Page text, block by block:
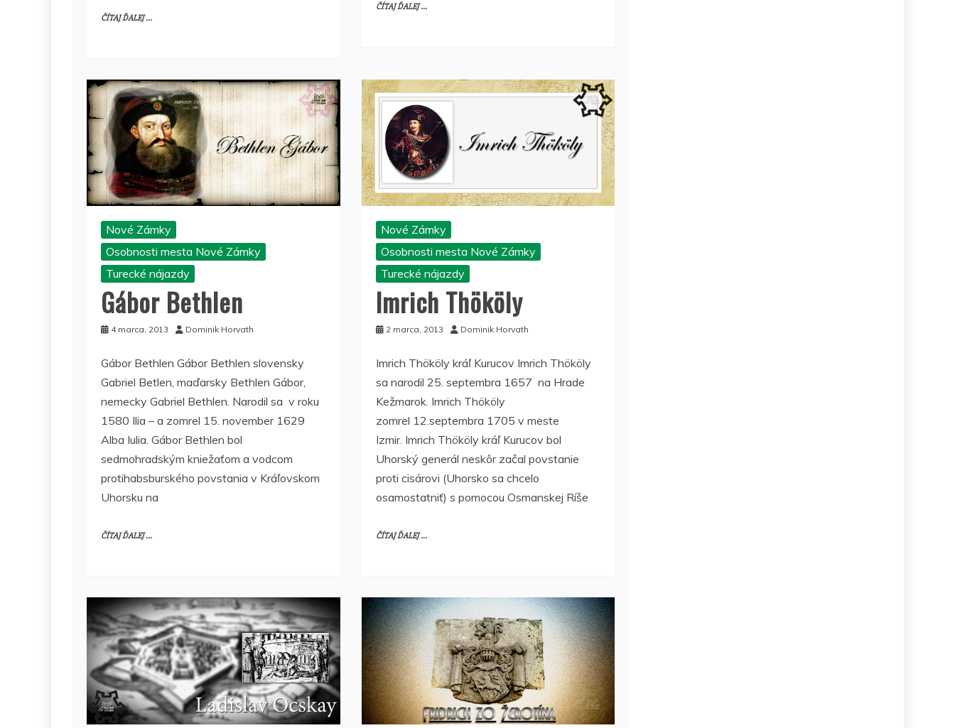
ČÍTAJ ĎALEJ ...
ČÍTAJ ĎALEJ ...
Nové Zámky
Osobnosti mesta Nové Zámky
Turecké nájazdy
Gábor Bethlen
4 marca, 2013 Dominik Horvath
Gábor Bethlen Gábor Bethlen slovensky
Gabriel Betlen, maďarsky Bethlen Gábor,
nemecky Gabriel Bethlen. Narodil sa v roku
1580 Ilia – a zomrel 15. november 1629
Alba Iulia. Gábor Bethlen bol
sedmohradským kniežaťom a vodcom
protihabsburského povstania v Kráľovskom
Uhorsku na
ČÍTAJ ĎALEJ ...
Nové Zámky
Osobnosti mesta Nové Zámky
Turecké nájazdy
Imrich Thököly
2 marca, 2013 Dominik Horvath
Imrich Thököly kráľ Kurucov Imrich Thököly
sa narodil 25. septembra 1657 na Hrade
Kežmarok. Imrich Thököly
zomrel 12.septembra 1705 v meste
Izmir. Imrich Thököly kráľ Kurucov bol
Uhorský generál neskôr začal povstanie
proti cisárovi (Uhorsko sa chcelo
osamostatniť) s pomocou Osmanskej Ríše
ČÍTAJ ĎALEJ ...